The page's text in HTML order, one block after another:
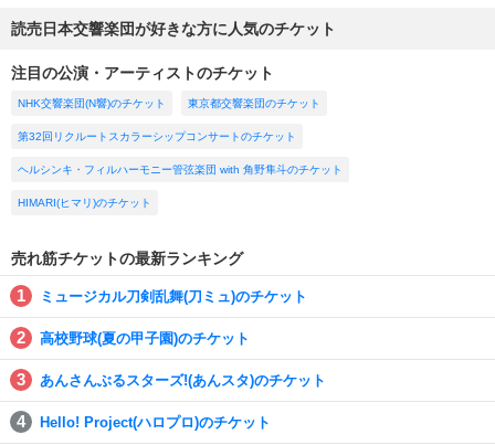
読売日本交響楽団が好きな方に人気のチケット
注目の公演・アーティストのチケット
NHK交響楽団(N響)のチケット 東京都交響楽団のチケット
第32回リクルートスカラーシップコンサートのチケット
ヘルシンキ・フィルハーモニー管弦楽団 with 角野隼斗のチケット
HIMARI(ヒマリ)のチケット
売れ筋チケットの最新ランキング
ミュージカル刀剣乱舞(刀ミュ)のチケット
高校野球(夏の甲子園)のチケット
あんさんぶるスターズ!(あんスタ)のチケット
Hello! Project(ハロプロ)のチケット